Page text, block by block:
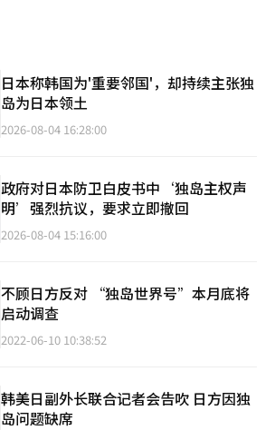
日本称韩国为'重要邻国'，却持续主张独
岛为日本领土
2026-08-04 16:28:00
政府对日本防卫白皮书中‘独岛主权声
明’强烈抗议，要求立即撤回
2026-08-04 15:16:00
不顾日方反对 “独岛世界号”本月底将
启动调查
2022-06-10 10:38:52
韩美日副外长联合记者会告吹 日方因独
岛问题缺席